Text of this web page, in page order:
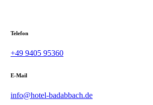
Telefon
+49 9405 95360
E-Mail
info@hotel-badabbach.de